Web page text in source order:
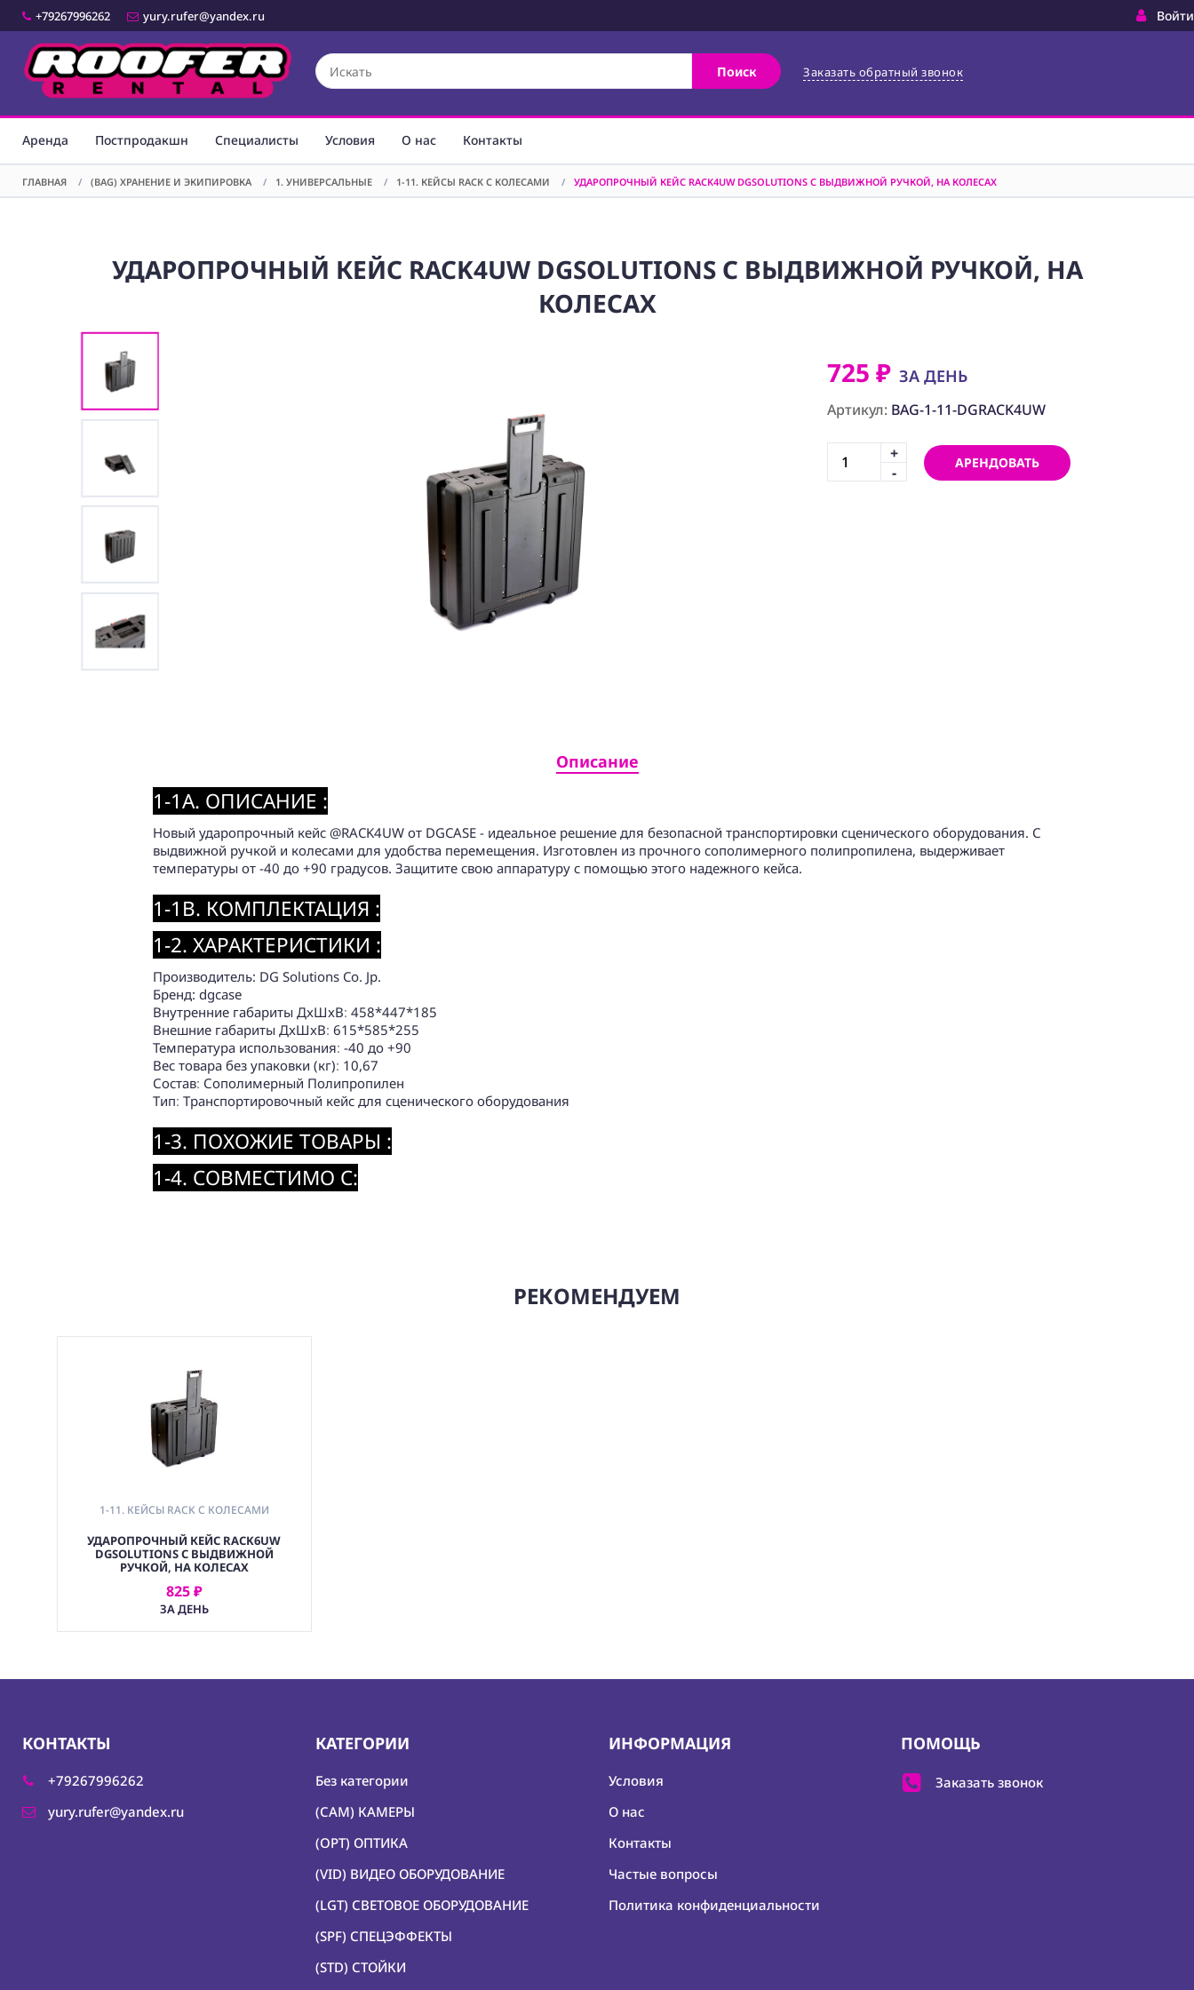
Войти
+79267996262 yury.rufer@yandex.ru
Поиск Заказать обратный звонок
Аренда Постпродакшн Специалисты Условия О нас Контакты
ГЛАВНАЯ / (BAG) ХРАНЕНИЕ И ЭКИПИРОВКА / 1. УНИВЕРСАЛЬНЫЕ / 1-11. КЕЙСЫ RACK С КОЛЕСАМИ / УДАРОПРОЧНЫЙ КЕЙС RACK4UW DGSOLUTIONS С ВЫДВИЖНОЙ РУЧКОЙ, НА КОЛЕСАХ
УДАРОПРОЧНЫЙ КЕЙС RACK4UW DGSOLUTIONS С ВЫДВИЖНОЙ РУЧКОЙ, НА
КОЛЕСАХ
725 ₽ ЗА ДЕНЬ
Артикул: BAG-1-11-DGRACK4UW
+
-
АРЕНДОВАТЬ
Описание
1-1A. ОПИСАНИЕ :
Новый ударопрочный кейс @RACK4UW от DGCASE - идеальное решение для безопасной транспортировки сценического оборудования. С
выдвижной ручкой и колесами для удобства перемещения. Изготовлен из прочного сополимерного полипропилена, выдерживает
температуры от -40 до +90 градусов. Защитите свою аппаратуру с помощью этого надежного кейса.
1-1B. КОМПЛЕКТАЦИЯ :
1-2. ХАРАКТЕРИСТИКИ :
Производитель: DG Solutions Co. Jp.
Бренд: dgcase
Внутренние габариты ДxШxВ: 458*447*185
Внешние габариты ДxШxВ: 615*585*255
Температура использования: -40 до +90
Вес товара без упаковки (кг): 10,67
Состав: Сополимерный Полипропилен
Тип: Транспортировочный кейс для сценического оборудования
1-3. ПОХОЖИЕ ТОВАРЫ :
1-4. СОВМЕСТИМО С:
РЕКОМЕНДУЕМ
1-11. КЕЙСЫ RACK С КОЛЕСАМИ
УДАРОПРОЧНЫЙ КЕЙС RACK6UW
DGSOLUTIONS С ВЫДВИЖНОЙ
РУЧКОЙ, НА КОЛЕСАХ
825 ₽
ЗА ДЕНЬ
АРЕНДОВАТЬ
КОНТАКТЫ
+79267996262
yury.rufer@yandex.ru
КАТЕГОРИИ
Без категории
(CAM) КАМЕРЫ
(OPT) ОПТИКА
(VID) ВИДЕО ОБОРУДОВАНИЕ
(LGT) СВЕТОВОЕ ОБОРУДОВАНИЕ
(SPF) СПЕЦЭФФЕКТЫ
(STD) СТОЙКИ
ИНФОРМАЦИЯ
Условия
О нас
Контакты
Частые вопросы
Политика конфиденциальности
ПОМОЩЬ
Заказать звонок